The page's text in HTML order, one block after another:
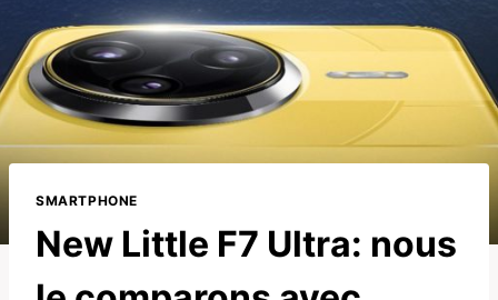
SMARTPHONE
New Little F7 Ultra: nous